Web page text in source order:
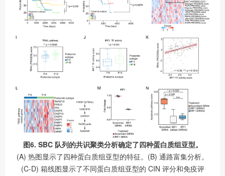
图6. SBC 队列的共识聚类分析确定了四种蛋白质组亚型。
(A) 热图显示了四种蛋白质组亚型的特征。(B) 通路富集分析。
(C-D) 箱线图显示了不同蛋白质组亚型的 CIN 评分和免疫评